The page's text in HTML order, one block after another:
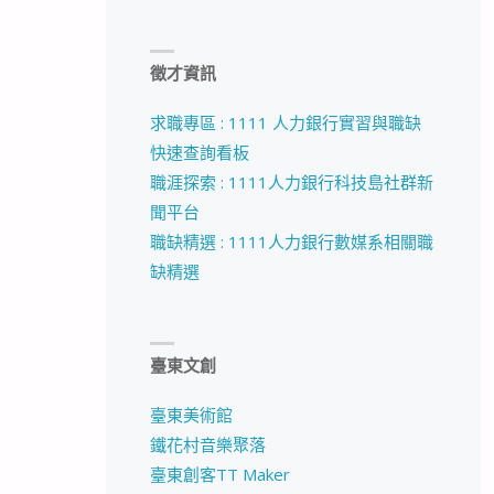
徵才資訊
求職專區 : 1111 人力銀行實習與職缺
快速查詢看板
職涯探索 : 1111人力銀行科技島社群新
聞平台
職缺精選 : 1111人力銀行數媒系相關職
缺精選
臺東文創
臺東美術館
鐵花村音樂聚落
臺東創客TT Maker